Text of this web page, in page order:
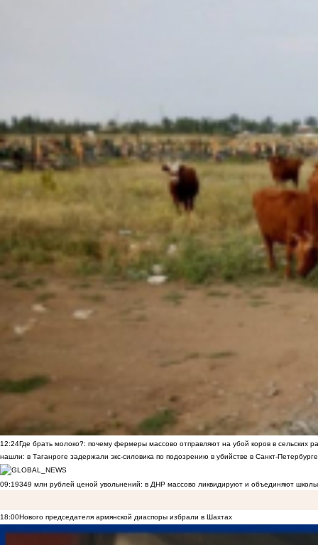
12:24Где брать молоко?: почему фермеры массово отправляют на убой коров в сельских
нашли: в Таганроге задержали экс-силовика по подозрению в убийстве в Санкт-Петербурге
09:19349 млн рублей ценой увольнений: в ДНР массово ликвидируют и объединяют
18:00Нового председателя армянской диаспоры избрали в Шахтах